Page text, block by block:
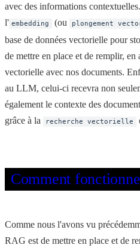
avec des informations
l' embedding (ou plongement
base de données vectorielle pour
de mettre en place et de remplir, en
vectorielle avec nos documents.
au LLM, celui-ci recevra non
également le contexte des
grâce à la
recherche vectorielle
Comment
Comme nous l'avons vu
RAG est de mettre en place et de